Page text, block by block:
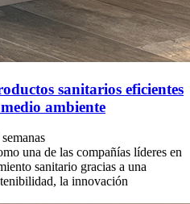
sanitarios eficientes
ambiente
una de las compañías líderes en
sanitario gracias a una
la innovación